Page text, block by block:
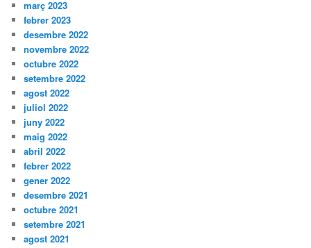
març 2023
febrer 2023
desembre 2022
novembre 2022
octubre 2022
setembre 2022
agost 2022
juliol 2022
juny 2022
maig 2022
abril 2022
febrer 2022
gener 2022
desembre 2021
octubre 2021
setembre 2021
agost 2021